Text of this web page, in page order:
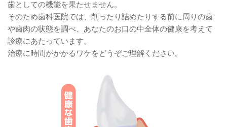
歯としての機能を果たせません。
そのため歯科医院では、削ったり詰めたりする前に周りの歯
や歯肉の状態を調べ、あなたのお口の中全体の健康を考えて
診療にあたっています。
治療に時間がかかるワケをどうぞご理解ください。